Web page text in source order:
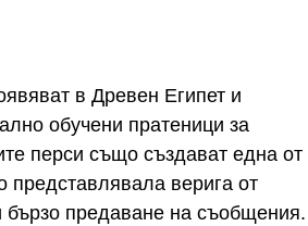
в Древен Египет и
обучени пратеници за
перси също създават една от
представлявала верига от
бързо предаване на съобщения.